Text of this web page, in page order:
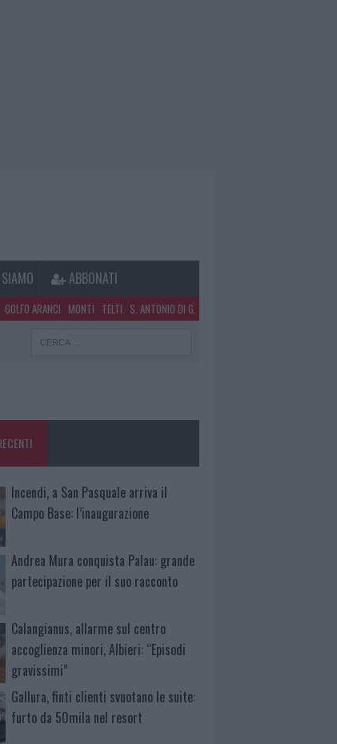
ABBONATI
GOLFO ARANCI MONTI TELTI S. ANTONIO DI G.
Incendi, a San Pasquale arriva il
Campo Base: l’inaugurazione
Andrea Mura conquista Palau: grande
partecipazione per il suo racconto
Calangianus, allarme sul centro
accoglienza minori, Albieri: “Episodi
gravissimi”
Gallura, finti clienti svuotano le suite:
furto da 50mila nel resort